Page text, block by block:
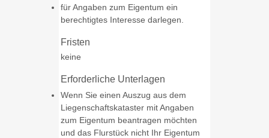
für Angaben zum Eigentum ein
berechtigtes Interesse darlegen.
Fristen
keine
Erforderliche Unterlagen
Wenn Sie einen Auszug aus dem
Liegenschaftskataster mit Angaben
zum Eigentum beantragen möchten
und das Flurstück nicht Ihr Eigentum